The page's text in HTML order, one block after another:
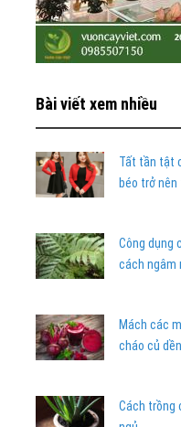
Bài viết xem nhiều
Tất tần tật
béo trở nên
Công dụng
cách ngâm
Mách các
cháo củ
Cách trồng